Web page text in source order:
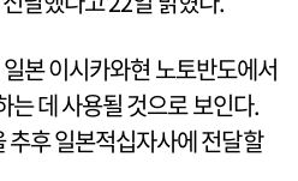
본 이시카와현 노토반도에서
는 데 사용될 것으로 보인다.
후 일본적십자사에 전달할